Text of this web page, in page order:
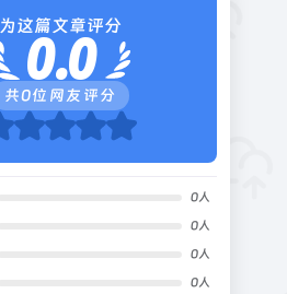
为这篇文章评分
0.0
共0位网友评分
0人
0人
0人
0人